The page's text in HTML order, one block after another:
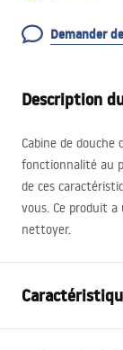
Demander
Description
Cabine de
fonctionnalité au
de ces
vous. Ce produit
nettoyer.